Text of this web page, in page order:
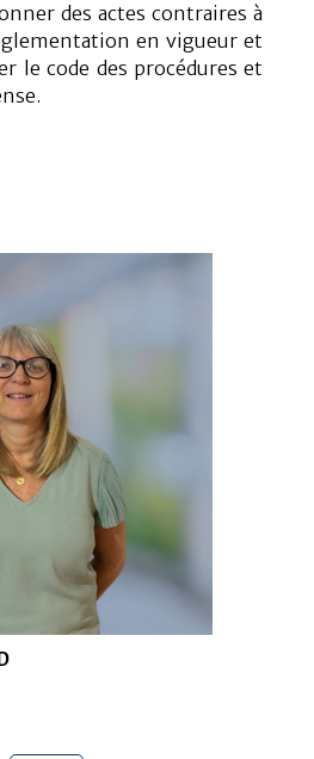
des actes contraires à
en vigueur et
le code des procédures et